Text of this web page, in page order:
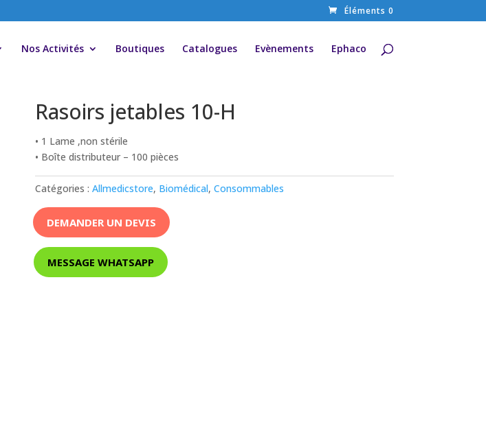
Éléments 0
Nos Activités Boutiques Catalogues Evènements Ephaco
Rasoirs jetables 10-H
• 1 Lame ,non stérile
• Boîte distributeur – 100 pièces
Catégories :Allmedicstore, Biomédical,Consommables
DEMANDER UN DEVIS
MESSAGE WHATSAPP